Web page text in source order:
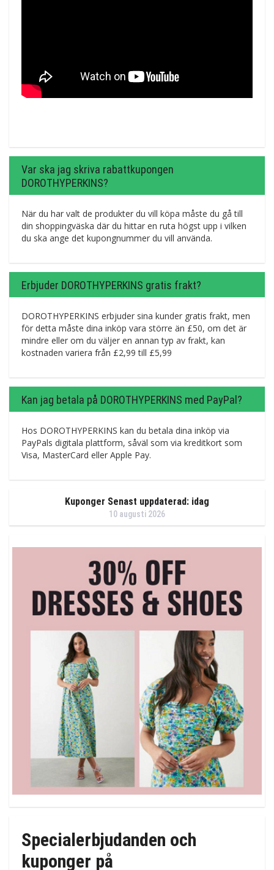
Var ska jag skriva rabattkupongen
DOROTHYPERKINS?
När du har valt de produkter du vill köpa måste du gå till
din shoppingväska där du hittar en ruta högst upp i vilken
du ska ange det kupongnummer du vill använda.
Erbjuder DOROTHYPERKINS gratis frakt?
DOROTHYPERKINS erbjuder sina kunder gratis frakt, men
för detta måste dina inköp vara större än £50, om det är
mindre eller om du väljer en annan typ av frakt, kan
kostnaden variera från £2,99 till £5,99
Kan jag betala på DOROTHYPERKINS med PayPal?
Hos DOROTHYPERKINS kan du betala dina inköp via
PayPals digitala plattform, såväl som via kreditkort som
Visa, MasterCard eller Apple Pay.
Kuponger Senast uppdaterad: idag
10 augusti 2026
Specialerbjudanden och
kuponger på